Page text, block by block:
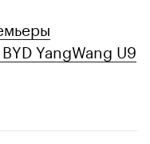
YangWang U9